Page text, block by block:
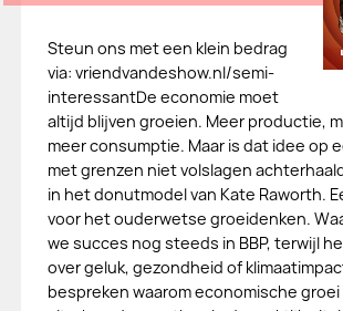
Steun ons met een klein bedrag
via: ⁠vriendvandeshow.nl/semi-
interessant⁠De economie moet
altijd blijven groeien. Meer productie,
meer consumptie. Maar is dat idee op
met grenzen niet volslagen
in het donutmodel van Kate Raworth.
voor het ouderwetse groeidenken.
we succes nog steeds in BBP, terwijl
over geluk, gezondheid of
bespreken waarom economische groei